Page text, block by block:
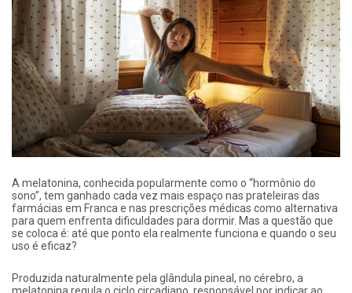
A melatonina, conhecida popularmente como o “hormônio do
sono”, tem ganhado cada vez mais espaço nas prateleiras das
farmácias em Franca e nas prescrições médicas como alternativa
para quem enfrenta dificuldades para dormir. Mas a questão que
se coloca é: até que ponto ela realmente funciona e quando o seu
uso é eficaz?
Produzida naturalmente pela glândula pineal, no cérebro, a